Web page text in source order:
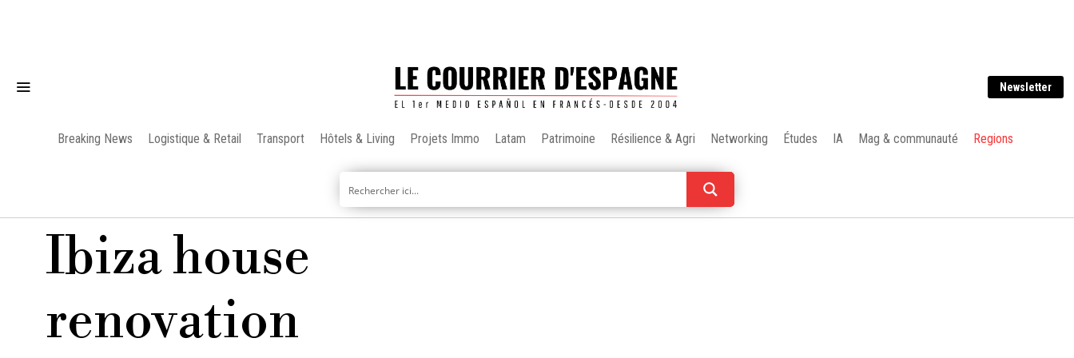
Newsletter
Breaking News Logistique & Retail Transport Hôtels & Living Projets Immo Latam Patrimoine Résilience & Agri Networking Études IA Mag & communauté Regions
Ibiza house
renovation